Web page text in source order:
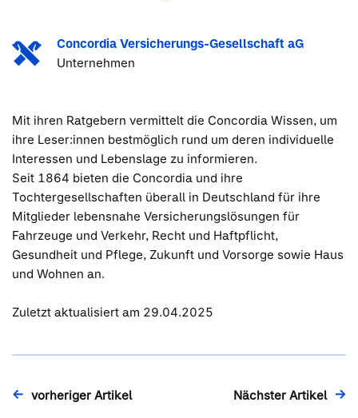
Concordia Versicherungs-Gesellschaft aG
Unternehmen
Mit ihren Ratgebern vermittelt die Concordia Wissen, um
ihre Leser:innen bestmöglich rund um deren individuelle
Interessen und Lebenslage zu informieren.
Seit 1864 bieten die Concordia und ihre
Tochtergesellschaften überall in Deutschland für ihre
Mitglieder lebensnahe Versicherungslösungen für
Fahrzeuge und Verkehr, Recht und Haftpflicht,
Gesundheit und Pflege, Zukunft und Vorsorge sowie Haus
und Wohnen an.
Zuletzt aktualisiert am 29.04.2025
vorheriger Artikel Nächster Artikel